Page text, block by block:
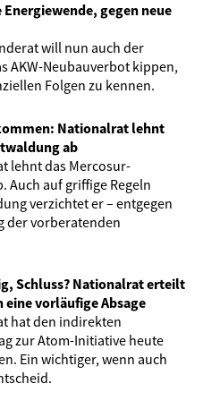
Energiewende, gegen neue
will nun auch der
AKW-Neubauverbot kippen,
Folgen zu kennen.
Nationalrat lehnt
ab
lehnt das Mercosur-
Auch auf griffige Regeln
verzichtet er – entgegen
der vorberatenden
Schluss? Nationalrat erteilt
vorläufige Absage
hat den indirekten
zur Atom-Initiative heute
Ein wichtiger, wenn auch